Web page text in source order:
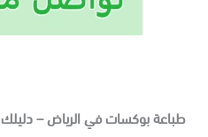
بوكسات في الرياض – دليلك